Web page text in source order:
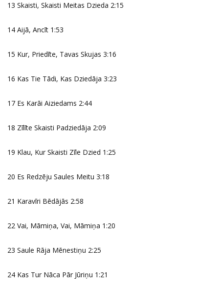
13 Skaisti, Skaisti Meitas Dzieda 2:15
14 Aijā, Ancīt 1:53
15 Kur, Priedīte, Tavas Skujas 3:16
16 Kas Tie Tādi, Kas Dziedāja 3:23
17 Es Karāi Aiziedams 2:44
18 Zīlīte Skaisti Padziedāja 2:09
19 Klau, Kur Skaisti Zīle Dzied 1:25
20 Es Redzēju Saules Meitu 3:18
21 Karavīri Bēdājās 2:58
22 Vai, Māmiņa, Vai, Māmiņa 1:20
23 Saule Rāja Mēnestiņu 2:25
24 Kas Tur Nāca Pār Jūriņu 1:21